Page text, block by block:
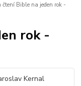
čtení Bible na jeden rok -
rok -